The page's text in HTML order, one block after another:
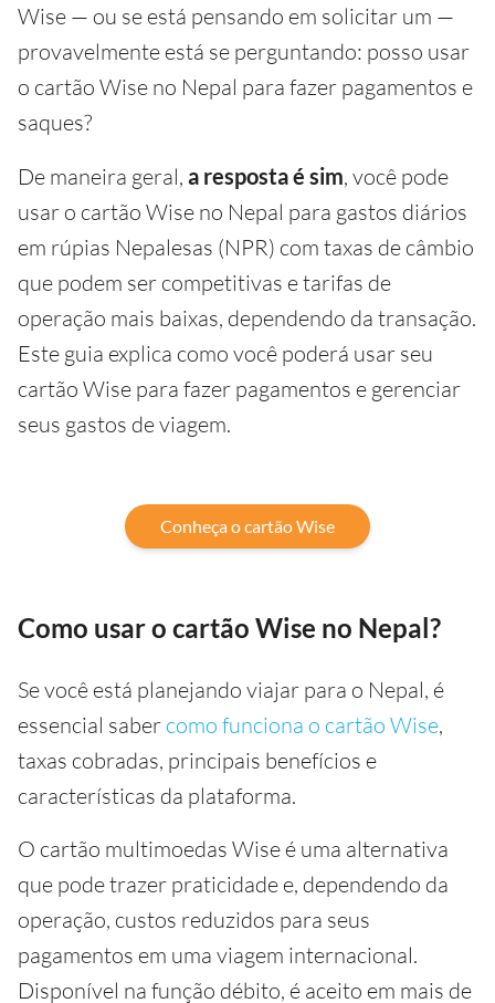
Wise — ou se está pensando em solicitar um —
provavelmente está se perguntando: posso usar
o cartão Wise no Nepal para fazer pagamentos e
saques?
De maneira geral, a resposta é sim, você pode
usar o cartão Wise no Nepal para gastos diários
em rúpias Nepalesas (NPR) com taxas de câmbio
que podem ser competitivas e tarifas de
operação mais baixas, dependendo da transação.
Este guia explica como você poderá usar seu
cartão Wise para fazer pagamentos e gerenciar
seus gastos de viagem.
Conheça o cartão Wise
Como usar o cartão Wise no Nepal?
Se você está planejando viajar para o Nepal, é
essencial saber como funciona o cartão Wise,
taxas cobradas, principais benefícios e
características da plataforma.
O cartão multimoedas Wise é uma alternativa
que pode trazer praticidade e, dependendo da
operação, custos reduzidos para seus
pagamentos em uma viagem internacional.
Disponível na função débito, é aceito em mais de